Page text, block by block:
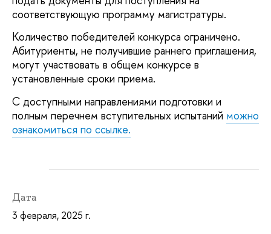
соответствующую программу магистратуры.
Количество победителей конкурса ограничено.
Абитуриенты, не получившие раннего приглашения,
могут участвовать в общем конкурсе в
установленные сроки приема.
С доступными направлениями подготовки и
полным перечнем вступительных испытаний можно
ознакомиться по ссылке.
Дата
3 февраля, 2025 г.